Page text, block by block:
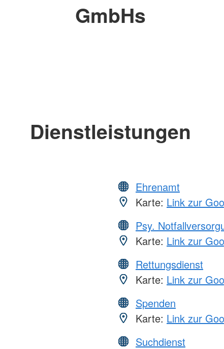
GmbHs
Dienstleistungen
Ehrenamt
Karte: Link zur
Psy.
Karte: Link zur
Rettungsdienst
Karte: Link zur
Spenden
Karte: Link zur
Suchdienst